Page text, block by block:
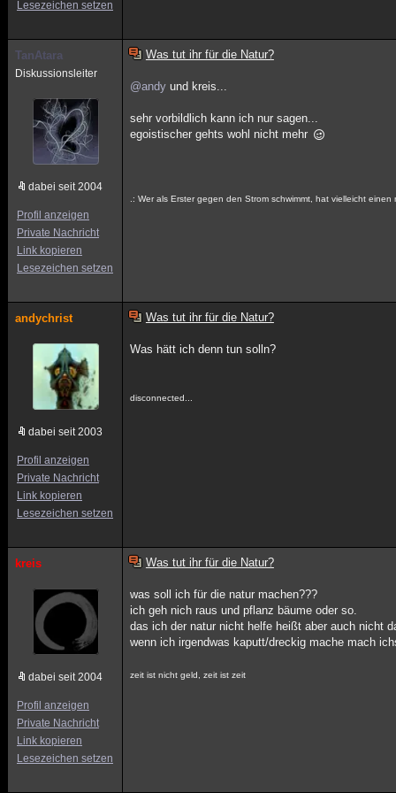
Lesezeichen setzen
TanAtara
Diskussionsleiter
dabei seit 2004
Profil anzeigen
Private Nachricht
Link kopieren
Lesezeichen setzen
Was tut ihr für die Natur?
@andy und kreis...
sehr vorbildlich kann ich nur sagen...
egoistischer gehts wohl nicht mehr
.: Wer als Erster gegen den Strom schwimmt, hat vielleicht einen
andychrist
dabei seit 2003
Profil anzeigen
Private Nachricht
Link kopieren
Lesezeichen setzen
Was tut ihr für die Natur?
Was hätt ich denn tun solln?
disconnected...
kreis
dabei seit 2004
Profil anzeigen
Private Nachricht
Link kopieren
Lesezeichen setzen
Was tut ihr für die Natur?
was soll ich für die natur machen???
ich geh nich raus und pflanz bäume oder so.
das ich der natur nicht helfe heißt aber auch nicht
wenn ich irgendwas kaputt/dreckig mache mach
zeit ist nicht geld, zeit ist zeit